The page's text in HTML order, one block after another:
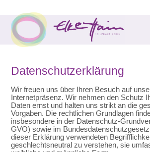
Datenschutzerklärung
Wir freuen uns über Ihren Besuch auf
Internetpräsenz. Wir nehmen den Schutz
Daten ernst und halten uns strikt an die
Vorgaben. Die rechtlichen Grundlagen
insbesondere in der Datenschutz-
GVO) sowie im
dieser Erklärung verwendeten
geschlechtsneutral zu verstehen, sie